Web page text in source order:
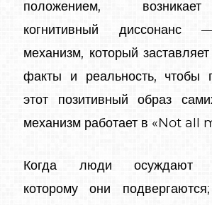
положением,
когнитивный диссонанс
механизм, который
факты и реальность, чтобы
этот позитивный образ
механизм работает в «Not all
Когда люди осуждают
которому они